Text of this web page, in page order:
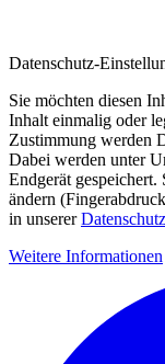
Datenschutz-
Sie möchten diesen
Inhalt einmalig oder
Zustimmung werden
Dabei werden unter
Endgerät
ändern
in unserer
Weitere Informationen